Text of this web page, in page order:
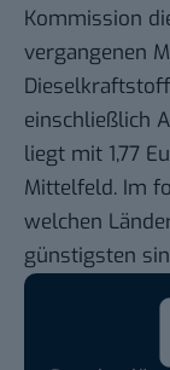
Kommission
vergangenen
einschließlich
liegt mit 1,77
Mittelfeld. Im
welchen
günstigsten